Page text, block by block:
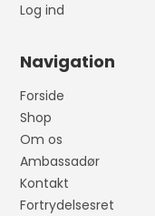
Log ind
Navigation
Forside
Shop
Om os
Ambassadør
Kontakt
Fortrydelsesret